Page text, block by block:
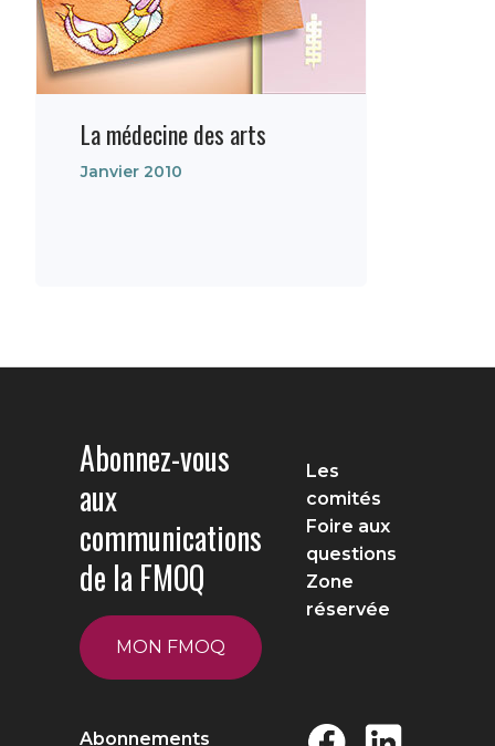
La médecine des arts
Janvier 2010
Abonnez-vous
aux
communications
de la FMOQ
MON FMOQ
Les
comités
Foire aux
questions
Zone
réservée
Abonnements